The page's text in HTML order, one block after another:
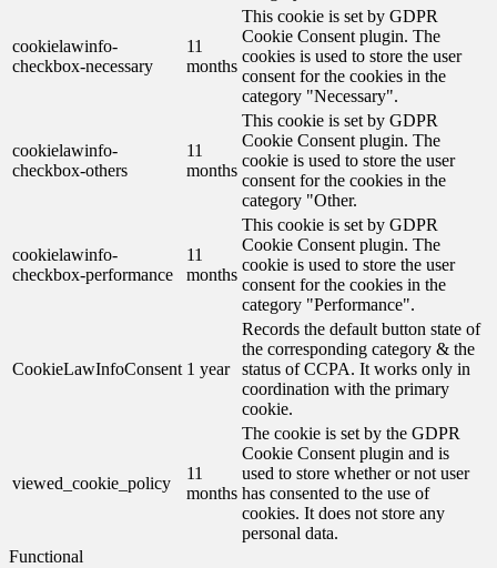
cookielawinfo-
checkbox-necessary
11
months
This cookie is set by GDPR
Cookie Consent plugin. The
cookies is used to store the user
consent for the cookies in the
category "Necessary".
cookielawinfo-
checkbox-others
11
months
This cookie is set by GDPR
Cookie Consent plugin. The
cookie is used to store the user
consent for the cookies in the
category "Other.
cookielawinfo-
checkbox-performance
11
months
This cookie is set by GDPR
Cookie Consent plugin. The
cookie is used to store the user
consent for the cookies in the
category "Performance".
CookieLawInfoConsent 1 year
Records the default button state of
the corresponding category & the
status of CCPA. It works only in
coordination with the primary
cookie.
viewed_cookie_policy
11
months
The cookie is set by the GDPR
Cookie Consent plugin and is
used to store whether or not user
has consented to the use of
cookies. It does not store any
personal data.
Functional